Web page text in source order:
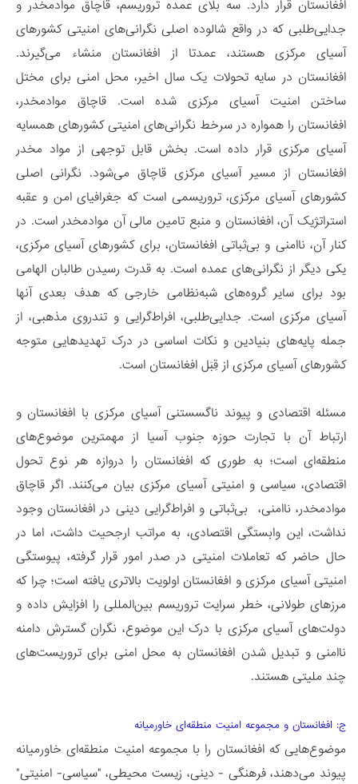
افغانستان قرار دارد. سه بلای عمده تروریسم، قاچاق موادمخدر و
جدایی‌طلبی که در واقع شالوده اصلی نگرانی‌های امنیتی کشورهای
آسیای مرکزی هستند، عمدتا از افغانستان منشاء می‌گیرند.
افغانستان در سایه تحولات یک سال اخیر، محل امنی برای مختل
ساختن امنیت آسیای مرکزی شده است. قاچاق موادمخدر،
افغانستان را همواره در سرخط نگرانی‌های امنیتی کشورهای همسایه
آسیای مرکزی قرار داده است. بخش قابل توجهی از مواد مخدر
افغانستان از مسیر آسیای مرکزی قاچاق می‌شود. نگرانی اصلی
کشورهای آسیای مرکزی، تروریسمی است که جغرافیای امن و عقبه
استراتژیک آن، افغانستان و منبع تامین مالی آن موادمخدر است. در
کنار آن، ناامنی و بی‌ثباتی افغانستان، برای کشورهای آسیای مرکزی،
یکی دیگر از نگرانی‌های عمده است. به قدرت رسیدن طالبان الهامی
بود برای سایر گروه­‌های شبه‌نظامی خارجی که هدف بعدی آنها
آسیای مرکزی است. جدایی‌­طلبی، افراط­‌گرایی و تندروی مذهبی، از
جمله پایه‌های بنیادین و نکات اساسی در درک تهدیدهایی متوجه
کشورهای آسیای مرکزی از قِبَل افغانستان است.
مسئله اقتصادی و پیوند ناگسستنی آسیای مرکزی با افغانستان و
ارتباط آن با تجارت حوزه جنوب آسیا از مهمترین موضوع‌های
منطقه‌ای است؛ به طوری که افغانستان را دروازه هر نوع تحول
اقتصادی، سیاسی و امنیتی آسیای مرکزی بیان می‌کنند. اگر قاچاق
موادمخدر، ناامنی، بی‌ثباتی و افراط‌گرایی دینی در افغانستان وجود
نداشت، این وابستگی اقتصادی، به مراتب ارجحیت داشت، اما در
حال حاضر که تعاملات امنیتی در صدر امور قرار گرفته، پیوستگی
امنیتی آسیای مرکزی و افغانستان اولویت بالاتری یافته است؛ چرا که
مرزهای طولانی، خطر سرایت تروریسم بین‌المللی را افزایش داده و
دولت‌های آسیای مرکزی با درک این موضوع، نگران گسترش دامنه
ناامنی و تبدیل شدن افغانستان به محل امنی برای تروریست‌های
چند ملیتی هستند.
ج: افغانستان و مجموعه امنیت منطقه‌­ای خاورمیانه
موضوع‌هایی که افغانستان را با مجموعه امنیت منطقه‌ای خاورمیانه
پیوند می‌دهند، فرهنگی - دینی، زیست محیطی، "سیاسی- امنیتی"